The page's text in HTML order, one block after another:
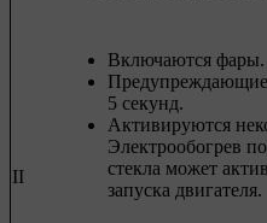
II
Включаются фары.
5 секунд.
Активируются
Электрообогрев
стекла может
запуска двигателя.